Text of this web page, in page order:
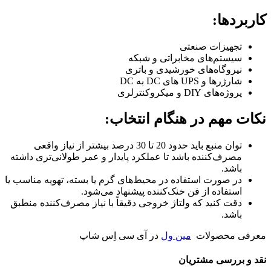
کاربردها:
تجهیزات صنعتی
سیستم‌های مخابراتی و شبکه
نیروگاه‌های خورشیدی و باتری
شارژرها و UPS های DC به DC
پروژه‌های DIY و میکروکنترلری
نکات مهم در هنگام انتخاب:
توان منبع باید حدود 20 تا 30 درصد بیشتر از نیاز واقعی
مصرف‌کننده باشد تا عملکرد پایدار و عمر طولانی‌تری داشته
باشد.
در صورت استفاده در محیط‌های گرم یا بسته، تهویه مناسب یا
استفاده از فن خنک‌کننده پیشنهاد می‌شود.
دقت کنید که ولتاژ خروجی دقیقاً با نیاز مصرف‌کننده منطبق
باشد.
معرفی محصولات مین ول در آی سی اِس شاپ
نقد و بررسی مشتریان